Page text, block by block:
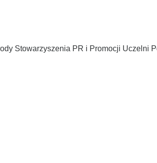
Stowarzyszenia PR i Promocji Uczelni